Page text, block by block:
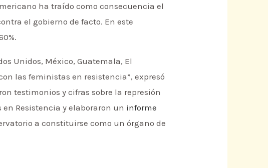
ha traído como consecuencia el
el gobierno de facto. En este
Unidos, México, Guatemala, El
las feministas en resistencia”, expresó
testimonios y cifras sobre la represión
Resistencia y elaboraron un informe
a constituirse como un órgano de